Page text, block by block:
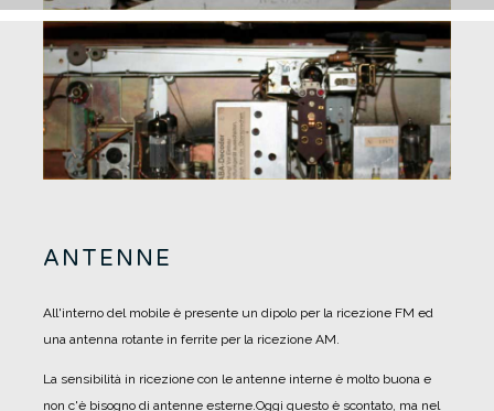
ANTENNE
All'interno del mobile è presente un dipolo per la ricezione FM ed
una antenna rotante in ferrite per la ricezione AM.
La sensibilità in ricezione con le antenne interne è molto buona e
non c'è bisogno di antenne esterne.Oggi questo è scontato, ma nel